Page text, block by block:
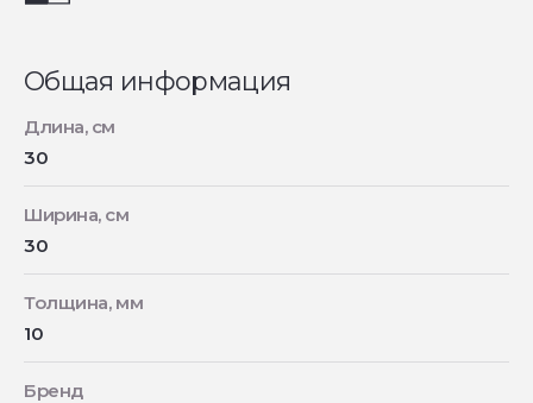
Общая информация
Длина, см
30
Ширина, см
30
Толщина, мм
10
Бренд